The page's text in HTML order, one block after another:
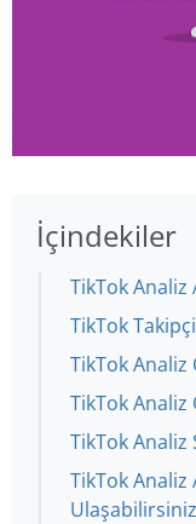
İçindekiler
TikTok Analiz
TikTok
TikTok Analiz
TikTok Analiz
TikTok
TikTok Analiz